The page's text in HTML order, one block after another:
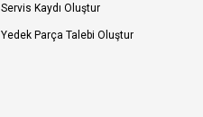
Servis Kaydı Oluştur
Yedek Parça Talebi Oluştur